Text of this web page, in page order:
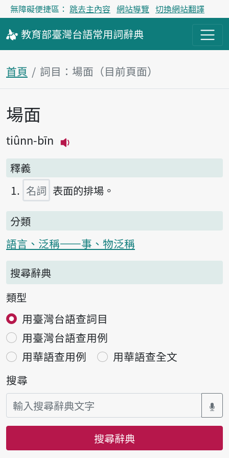
無障礙便捷區： 跳去主內容 網站導覽 切換網站翻譯
教育部臺灣台語常用詞辭典
首頁 詞目：場面（目前頁面）
主內容區塊
場面
tiûnn-bīn
釋義
名詞 表面的排場。
分類
語言、泛稱——事、物泛稱
搜尋辭典
類型
用臺灣台語查詞目
用臺灣台語查用例
用華語查用例
用華語查全文
搜尋
搜尋辭典